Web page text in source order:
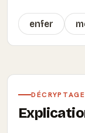
enfer
DÉCRYPTAGE